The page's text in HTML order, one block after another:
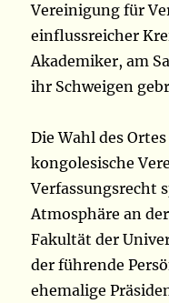
Vereinigung für
einflussreicher
Akademiker, am
ihr Schweigen
Die Wahl des
kongolesische
Verfassungsrecht
Atmosphäre an
Fakultät der
der führende
ehemalige